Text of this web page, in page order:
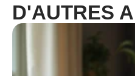
D'AUTRES